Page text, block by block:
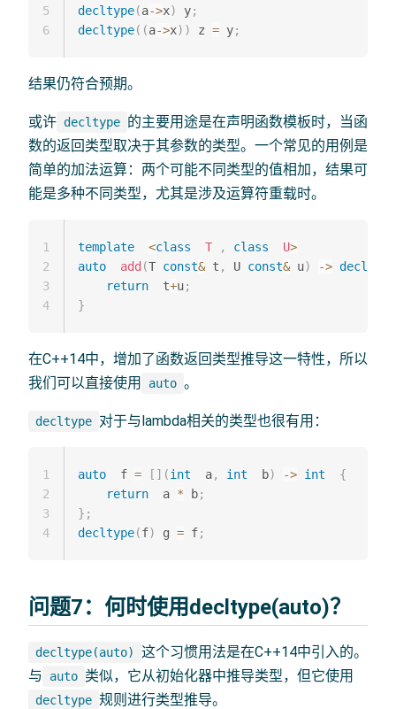
decltype(a->x) y;
decltype( (a->x) ) z = y;
5
6
结果仍符合预期。
或许 decltype 的主要用途是在声明函数模板时，当函
数的返回类型取决于其参数的类型。一个常见的用例是
简单的加法运算：两个可能不同类型的值相加，结果可
能是多种不同类型，尤其是涉及运算符重载时。
template <class T , class U>
auto
add (T const& t , U const& u) -> decltype
return
  t
+u;
}
1
2
3
4
在C++14中，增加了函数返回类型推导这一特性，所以
我们可以直接使用
auto 。
decltype 对于与lambda相关的类型也很有用：
auto
  f
= [ ] (int
  a
, int
  b
) -> int
{
return
  a
* b;
} ;
decltype(f) g = f;
1
2
3
4
问题7：何时使用decltype(auto)？
decltype(auto)
这个习惯用法是在C++14中引入的。
与
auto 类似，它从初始化器中推导类型，但它使用
decltype 规则进行类型推导。